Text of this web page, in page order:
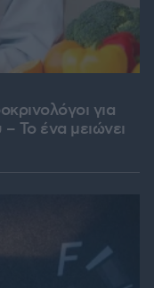
για
Το ένα μειώνει